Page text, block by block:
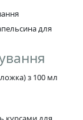
для
з 100 мл